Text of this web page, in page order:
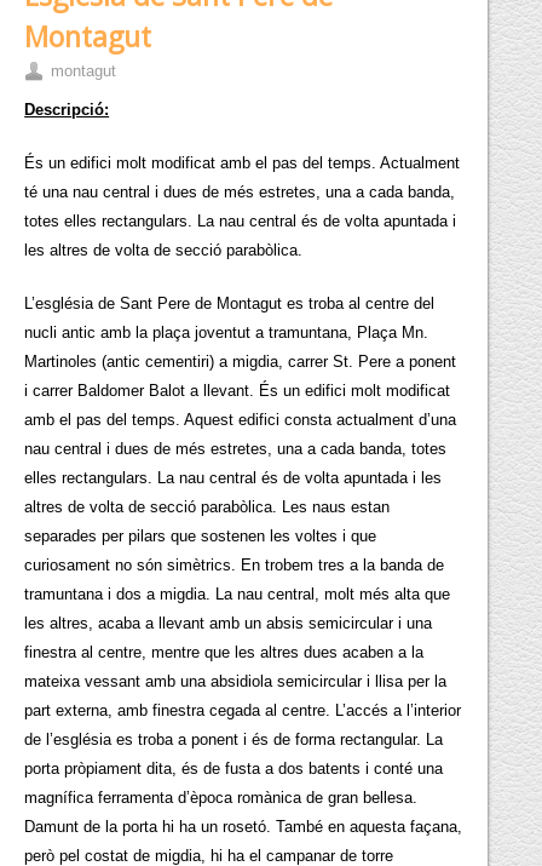
Montagut
montagut
Descripció:
És un edifici molt modificat amb el pas del temps. Actualment
té una nau central i dues de més estretes, una a cada banda,
totes elles rectangulars. La nau central és de volta apuntada i
les altres de volta de secció parabòlica.
L’església de Sant Pere de Montagut es troba al centre del
nucli antic amb la plaça joventut a tramuntana, Plaça Mn.
Martinoles (antic cementiri) a migdia, carrer St. Pere a ponent
i carrer Baldomer Balot a llevant. És un edifici molt modificat
amb el pas del temps. Aquest edifici consta actualment d’una
nau central i dues de més estretes, una a cada banda, totes
elles rectangulars. La nau central és de volta apuntada i les
altres de volta de secció parabòlica. Les naus estan
separades per pilars que sostenen les voltes i que
curiosament no són simètrics. En trobem tres a la banda de
tramuntana i dos a migdia. La nau central, molt més alta que
les altres, acaba a llevant amb un absis semicircular i una
finestra al centre, mentre que les altres dues acaben a la
mateixa vessant amb una absidiola semicircular i llisa per la
part externa, amb finestra cegada al centre. L’accés a l’interior
de l’església es troba a ponent i és de forma rectangular. La
porta pròpiament dita, és de fusta a dos batents i conté una
magnífica ferramenta d’època romànica de gran bellesa.
Damunt de la porta hi ha un rosetó. També en aquesta façana,
però pel costat de migdia, hi ha el campanar de torre